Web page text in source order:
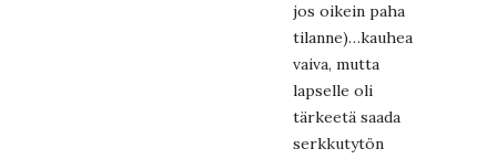
jos oikein paha
tilanne)…kauhea
vaiva, mutta
lapselle oli
tärkeetä saada
serkkutytön